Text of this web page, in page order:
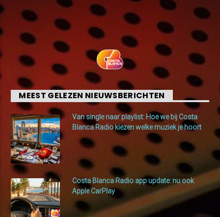
MEEST GELEZEN NIEUWSBERICHTEN
Van single naar playlist: Hoe we bij Costa
Blanca Radio kiezen welke muziek je hoort
Costa Blanca Radio app update: nu ook
Apple CarPlay